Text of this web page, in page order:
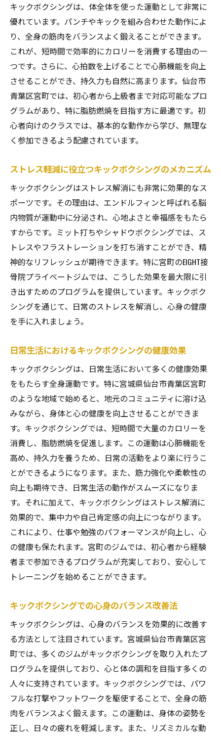
宮町でのキックボクシングがもたらす仲間
との絆
キックボクシングを通じて自分自身の限界
を超える方法
宮町でのキックボクシングを始めることで
得られる未来
キックボクシングは、体全体を使った運動として非常に
優れています。パンチやキックを組み合わせた動作によ
り、全身の筋肉をバランスよく鍛えることができます。
これが、短時間で効率的にカロリーを消費する理由の一
つです。さらに、心拍数を上げることで心肺機能を向上
させることができ、持久力も自然に高まります。仙台市
青葉区宮町では、初心者から上級者まで対応可能なプロ
グラムがあり、特に脂肪燃焼を目指す方に最適です。初
心者向けのクラスでは、基本的な動作から学び、無理な
く参加できるよう配慮されています。
ストレス軽減に役立つキックボクシングのメカニズム
キックボクシングはストレス解消にも非常に効果的なス
ポーツです。その理由は、エンドルフィンと呼ばれる脳
内物質が運動中に分泌され、心地よさと幸福感をもたら
すからです。ミット打ちやシャドウボクシングでは、ス
トレスやフラストレーションを打ち消すことができ、精
神的なリフレッシュが期待できます。特に宮町のEIGHT接
骨院プライベートジムでは、こうした効果を最大限に引
き出すためのプログラムを提供しています。キックボク
シングを通じて、日常のストレスを解消し、心身の健康
を手に入れましょう。
日常生活におけるキックボクシングの健康効果
キックボクシングは、日常生活において多くの健康効果
をもたらす全身運動です。特に宮城県仙台市青葉区宮町
のような地域で始めると、地元のコミュニティに溶け込
みながら、身体と心の健康を向上させることができま
す。キックボクシングでは、短時間で大量のカロリーを
消費し、脂肪燃焼を促進します。この運動は心肺機能を
高め、持久力を養うため、日常の活動をより楽に行うこ
とができるようになります。また、筋力強化や柔軟性の
向上も期待でき、日常生活の動作がスムーズになりま
す。それに加えて、キックボクシングはストレス解消に
効果的で、集中力や自己肯定感の向上につながります。
これにより、仕事や勉強のパフォーマンスが向上し、心
の健康も保たれます。宮町のジムでは、初心者から経験
者まで参加できるプログラムが充実しており、安心して
トレーニングを始めることができます。
キックボクシングでの心身のバランス改善法
キックボクシングは、心身のバランスを効果的に改善す
る方法として注目されています。宮城県仙台市青葉区宮
町では、多くのジムがキックボクシングを取り入れたプ
ログラムを提供しており、心と体の調和を目指す多くの
人々に支持されています。キックボクシングでは、パワ
フルな打撃やフットワークを駆使することで、全身の筋
肉をバランスよく鍛えます。この運動は、身体の姿勢を
正し、日々の疲れを軽減します。また、リズミカルな動